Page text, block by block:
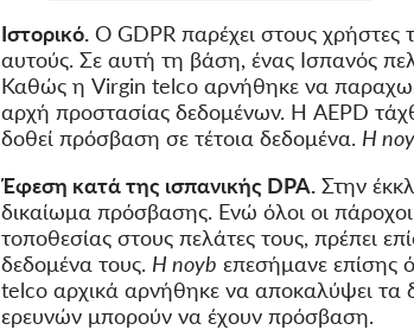
Ιστορικό. Ο GDPR παρέχει στους χρήστες
αυτούς. Σε αυτή τη βάση, ένας Ισπανός
Καθώς η Virgin telco αρνήθηκε να
αρχή προστασίας δεδομένων. Η AEPD
δοθεί πρόσβαση σε τέτοια δεδομένα. Η
Έφεση κατά της ισπανικής DPA. Στην
δικαίωμα πρόσβασης. Ενώ όλοι οι
τοποθεσίας στους πελάτες τους, πρέπει
δεδομένα τους. Η noyb επεσήμανε επίσης
telco αρχικά αρνήθηκε να αποκαλύψει τα
ερευνών μπορούν να έχουν πρόσβαση.